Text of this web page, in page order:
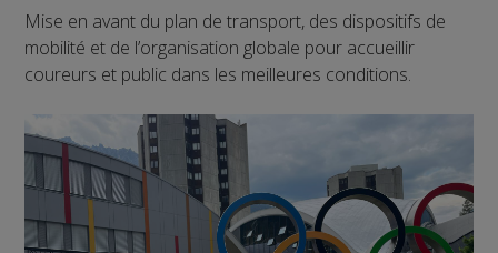
Mise en avant du plan de transport, des dispositifs de
mobilité et de l’organisation globale pour accueillir
coureurs et public dans les meilleures conditions.